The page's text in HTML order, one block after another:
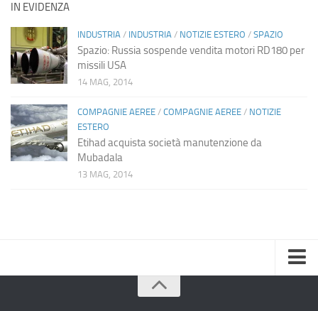
IN EVIDENZA
INDUSTRIA / INDUSTRIA / NOTIZIE ESTERO / SPAZIO
Spazio: Russia sospende vendita motori RD180 per
missili USA
14 MAG, 2014
COMPAGNIE AEREE / COMPAGNIE AEREE / NOTIZIE
ESTERO
Etihad acquista società manutenzione da
Mubadala
13 MAG, 2014